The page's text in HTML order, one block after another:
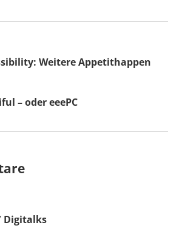
Weitere Appetithappen
– oder eeePC
Digitalks